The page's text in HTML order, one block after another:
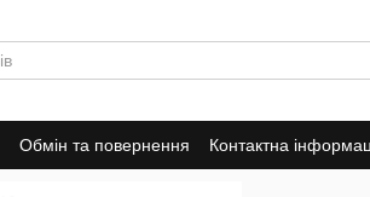
Обмін та повернення Контактна